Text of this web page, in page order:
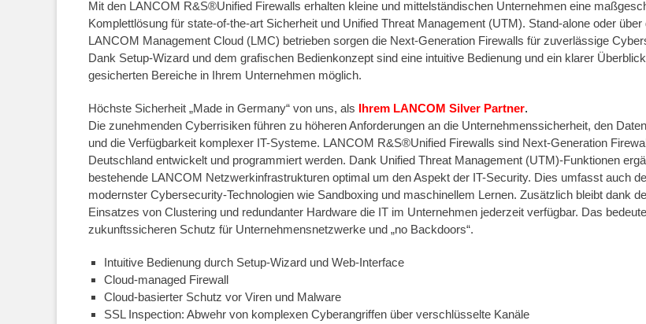
Mit den LANCOM R&S®Unified Firewalls erhalten kleine und mittelständischen Unternehmen eine
Komplett­lösung für state-of-the-art Sicherheit und Unified Threat Management (UTM). Stand-alone oder über
LANCOM Management Cloud (LMC) betrieben sorgen die Next-Generation Firewalls für zuverlässige
Dank Setup-Wizard und dem grafischen Bedienkonzept sind eine intuitive Bedienung und ein klarer
gesicherten Bereiche in Ihrem Unternehmen möglich.
Höchste Sicherheit „Made in Germany“ von uns, als Ihrem LANCOM Silver Partner.
Die zunehmenden Cyberrisiken führen zu höheren Anforderungen an die Unternehmenssicherheit, den
und die Verfügbarkeit komplexer IT-Systeme. LANCOM R&S®Unified Firewalls sind Next-Generation
Deutschland entwickelt und programmiert werden. Dank Unified Threat Management (UTM)-Funktionen
bestehende LANCOM Netzwerkinfrastrukturen optimal um den Aspekt der IT-Security. Dies umfasst auch
modernster Cybersecurity-Technologien wie Sandboxing und maschinellem Lernen. Zusätzlich bleibt dank
Einsatzes von Clustering und redundanter Hardware die IT im Unternehmen jederzeit verfügbar. Das
zukunftssicheren Schutz für Unternehmensnetzwerke und „no Backdoors“.
Intuitive Bedienung durch Setup-Wizard und Web-Interface
Cloud-managed Firewall
Cloud-basierter Schutz vor Viren und Malware
SSL Inspection: Abwehr von komplexen Cyberangriffen über verschlüsselte Kanäle